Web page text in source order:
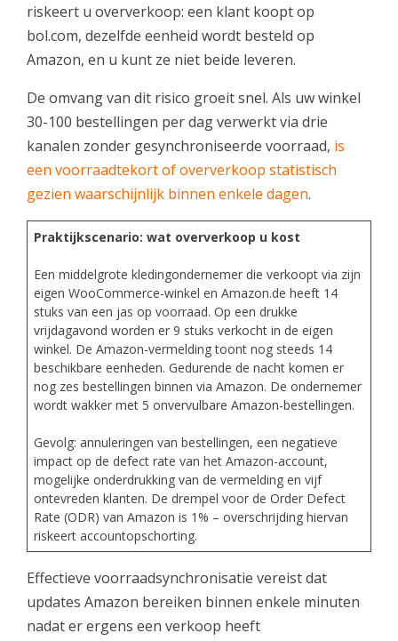
riskeert u oververkoop: een klant koopt op
bol.com, dezelfde eenheid wordt besteld op
Amazon, en u kunt ze niet beide leveren.
De omvang van dit risico groeit snel. Als uw winkel
30-100 bestellingen per dag verwerkt via drie
kanalen zonder gesynchroniseerde voorraad, is
een voorraadtekort of oververkoop statistisch
gezien waarschijnlijk binnen enkele dagen.
Praktijkscenario: wat oververkoop u kost
Een middelgrote kledingondernemer die verkoopt via zijn
eigen WooCommerce-winkel en Amazon.de heeft 14
stuks van een jas op voorraad. Op een drukke
vrijdagavond worden er 9 stuks verkocht in de eigen
winkel. De Amazon-vermelding toont nog steeds 14
beschikbare eenheden. Gedurende de nacht komen er
nog zes bestellingen binnen via Amazon. De ondernemer
wordt wakker met 5 onvervulbare Amazon-bestellingen.
Gevolg: annuleringen van bestellingen, een negatieve
impact op de defect rate van het Amazon-account,
mogelijke onderdrukking van de vermelding en vijf
ontevreden klanten. De drempel voor de Order Defect
Rate (ODR) van Amazon is 1% – overschrijding hiervan
riskeert accountopschorting.
Effectieve voorraadsynchronisatie vereist dat
updates Amazon bereiken binnen enkele minuten
nadat er ergens een verkoop heeft